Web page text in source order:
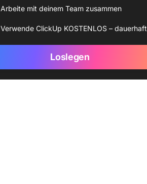
Arbeite mit deinem Team zusammen
Verwende ClickUp KOSTENLOS – dauerhaft
Loslegen